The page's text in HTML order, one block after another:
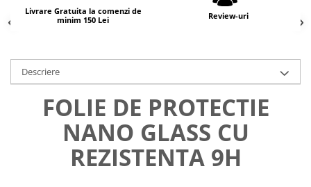
Livrare Gratuita la comenzi de
minim 150 Lei
Review-uri
Descriere
FOLIE DE PROTECTIE
NANO GLASS CU
REZISTENTA 9H